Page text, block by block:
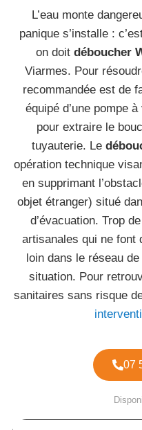
L’eau monte
panique s’installe :
on doit déboucher
Viarmes. Pour
recommandée est de
équipé d’une pompe
pour extraire le
tuyauterie. Le
opération technique
en supprimant
objet étranger) situé
d’évacuation. Trop
artisanales qui ne font
loin dans le réseau
situation. Pour
sanitaires sans risque
07